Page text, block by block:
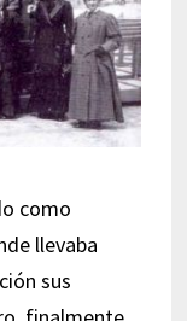
como
llevaba
sus